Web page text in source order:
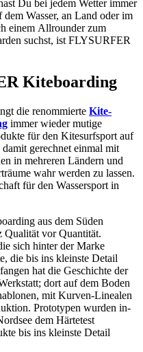
Du bei jedem Wetter immer
Wasser, an Land oder im
einem Allrounder zum
suchst, ist FLYSURFER
Kiteboarding
die renommierte Kite-
immer wieder mutige
für den Kitesurfsport auf
gerechnet einmal mit
in mehreren Ländern und
wahr werden zu lassen.
für den Wassersport in
aus dem Süden
Qualität vor Quantität.
sich hinter der Marke
die bis ins kleinste Detail
hat die Geschichte der
dort auf dem Boden
mit Kurven-Linealen
Prototypen wurden in-
dem Härtetest
bis ins kleinste Detail